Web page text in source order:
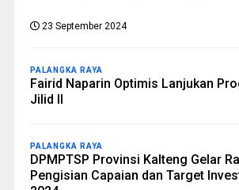
23 September 2024
PALANGKA RAYA
Fairid Naparin Optimis Lanjukan
Jilid II
PALANGKA RAYA
DPMPTSP Provinsi Kalteng Gelar
Pengisian Capaian dan Target